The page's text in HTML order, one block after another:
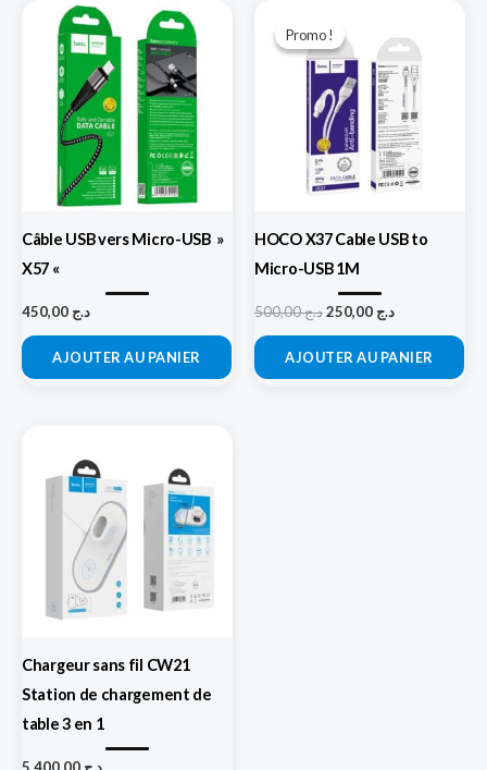
Câble USB vers Micro-USB »
X57 «
د.ج
AJOUTER AU PANIER
Promo !
Promo !
HOCO X37 Cable USB to
Micro-USB 1M
د.ج500,00
prix
initial
était :
د.ج
actuel
est :
AJOUTER AU PANIER
Chargeur sans fil CW21
Station de chargement de
table 3 en 1